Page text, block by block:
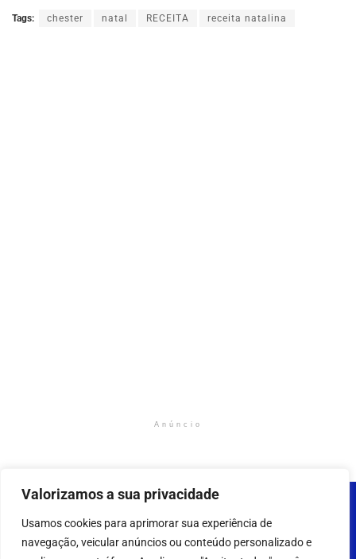
Valorizamos a sua privacidade
Usamos cookies para aprimorar sua experiência de
navegação, veicular anúncios ou conteúdo personalizado e
Tags: chester natal RECEITA receita natalina
Anúncio